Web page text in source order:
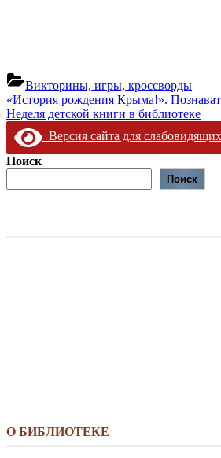
Викторины, игры, кроссворды
Навигация
по
записям
Предыдущая
запись:
«История рождения Крыма!».
Следующая
запись:
Неделя детской книги в библиотеке
Версия сайта для слабовидящих
Поиск
Поиск
О БИБЛИОТЕКЕ